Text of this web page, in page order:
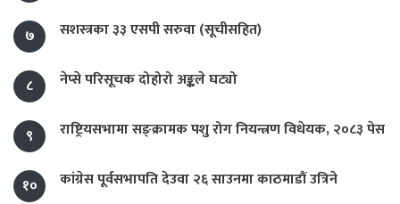
७ सशस्त्रका ३३ एसपी सरुवा (सूचीसहित)
८ नेप्से परिसूचक दोहोरो अङ्कले घट्यो
९ राष्ट्रियसभामा सङ्क्रामक पशु रोग नियन्त्रण विधेयक, २०८३ पेस
१० कांग्रेस पूर्वसभापति देउवा २६ साउनमा काठमाडौं उत्रिने